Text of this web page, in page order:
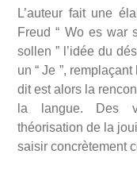
L’auteur fait une
Freud “ Wo es war
sollen ” l’idée du
un “ Je ”,
dit est alors la
la langue. Des
théorisation de la
saisir concrètement